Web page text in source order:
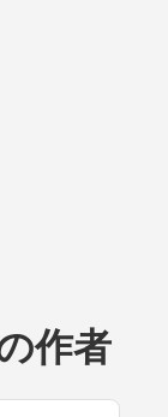
作者